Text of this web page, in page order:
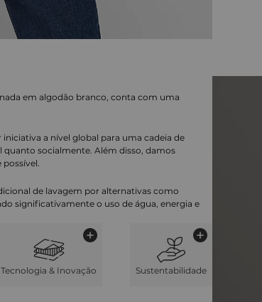
em algodão branco, conta com uma
a nível global para uma cadeia de
socialmente. Além disso, damos
possível.
de lavagem por alternativas como
significativamente o uso de água, energia e
Tecnologia & Inovação Sustentabilidade